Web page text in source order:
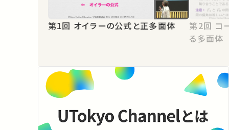
第1回 オイラーの公式と正多面体
第2回 コーシーの剛性定理と変形す
る多面体